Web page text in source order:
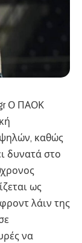
Ο ΠΑΟΚ
καθώς
δυνατά στο
ως
λάιν της
να